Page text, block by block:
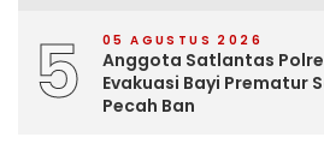
5 05 AGUSTUS 2026
Anggota Satlantas
Evakuasi Bayi Prematur
Pecah Ban